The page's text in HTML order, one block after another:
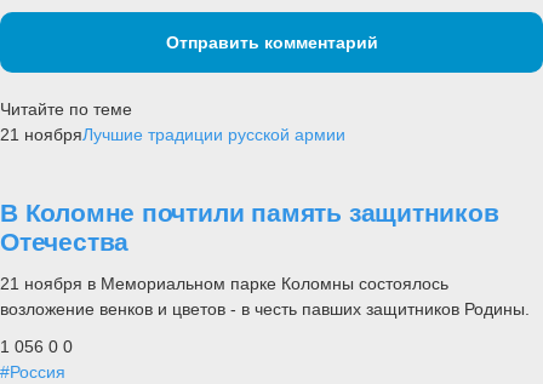
Отправить комментарий
Читайте по теме
21 ноябряЛучшие традиции русской армии
В Коломне почтили память защитников
Отечества
21 ноября в Мемориальном парке Коломны состоялось
возложение венков и цветов - в честь павших защитников Родины.
1 056 0 0
#Россия